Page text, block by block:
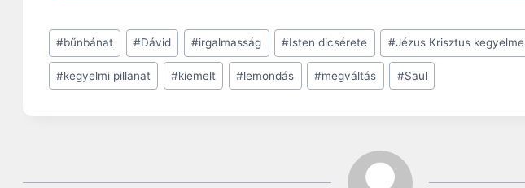
Post
Tags:
#bűnbánat #Dávid #irgalmasság #Isten dicsérete #Jézus Krisztus kegyelme
#kegyelmi pillanat #kiemelt #lemondás #megváltás #Saul